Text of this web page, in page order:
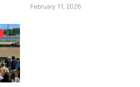
February 11, 2026